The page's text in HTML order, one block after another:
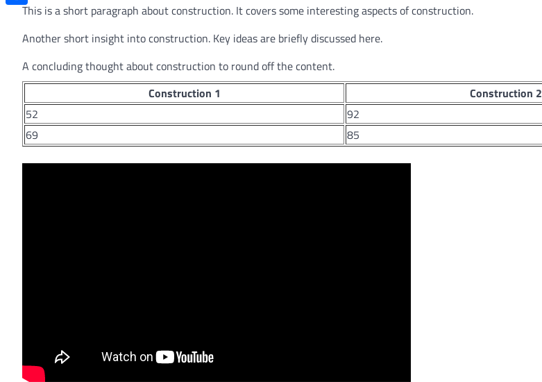
This is a short paragraph about construction. It covers some interesting aspects of construction.
Another short insight into construction. Key ideas are briefly discussed here.
A concluding thought about construction to round off the content.
Construction 1
Construction 2
52
92
69
85
Отправить